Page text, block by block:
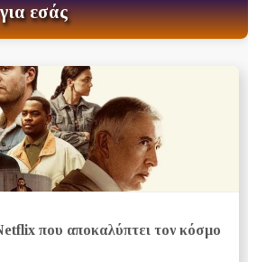
εσάς
που αποκαλύπτει τον κόσμο